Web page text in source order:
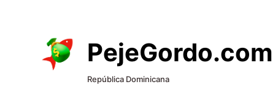
PejeGordo.com
República Dominicana